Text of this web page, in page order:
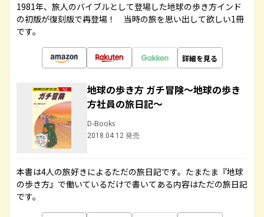
1981年、旅人のバイブルとして登場した地球の歩き方インド
の初版が復刻版で再登場！ 当時の旅を思い出して欲しい1冊
です。
詳細を見る
地球の歩き方 ガチ冒険～地球の歩き
方社員の旅日記～
D-Books
2018.04.12 発売
本書は4人の旅好きによるただの旅日記です。たまたま『地球
の歩き方』で働いているだけで書いてある内容はただの旅日記
です。